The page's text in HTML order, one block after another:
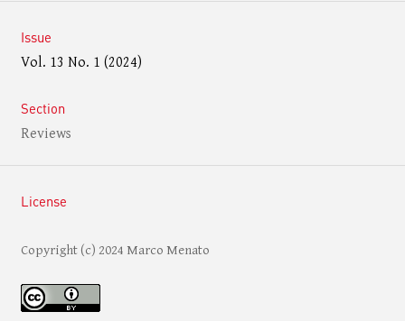
Issue
Vol. 13 No. 1 (2024)
Section
Reviews
License
Copyright (c) 2024 Marco Menato